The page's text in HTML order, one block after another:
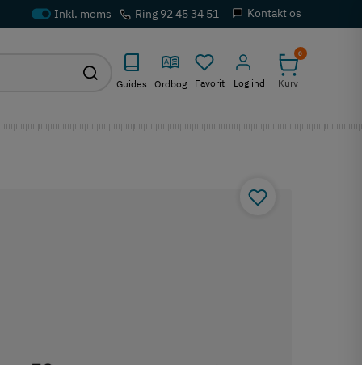
Ring 92 45 34 51 Kontakt os
Guides Ordbog Favorit Log ind
0
Kurv